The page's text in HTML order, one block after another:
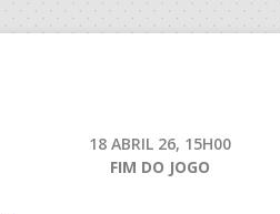
18 ABRIL 26, 15H00
FIM DO JOGO